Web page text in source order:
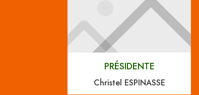
PRÉSIDENTE
Christel ESPINASSE